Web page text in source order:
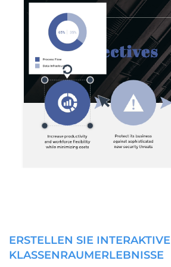
ERSTELLEN SIE INTERAKTIVE
KLASSENRAUMERLEBNISSE